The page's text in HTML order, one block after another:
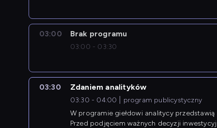
03:00 Brak programu
03:00 - 03:30
03:30 Zdaniem analityków
03:30 - 04:00
program publicystyczny
W programie giełdowi analitycy
Przed podjęciem ważnych decyzji